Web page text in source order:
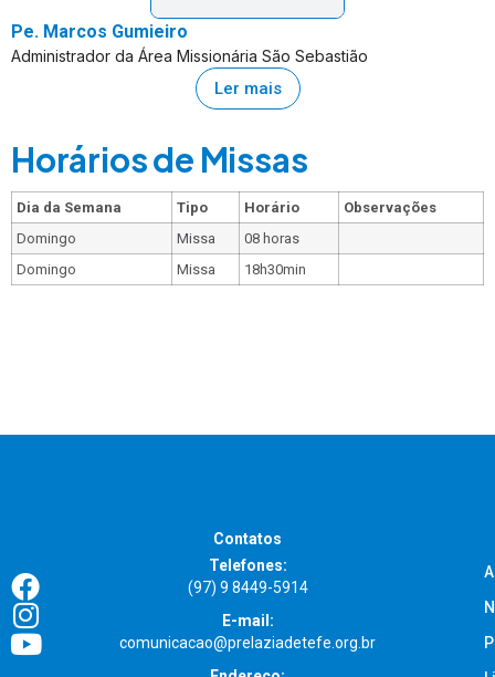
Pe. Marcos Gumieiro
Administrador da Área Missionária São Sebastião
Ler mais
Horários de Missas
Dia da Semana Tipo Horário
Observações
Domingo
Missa
08 horas
Domingo
Missa 18h30min
Contatos
Telefones:
(97) 9 8449-5914
E-mail:
comunicacao@prelaziadetefe.org.br